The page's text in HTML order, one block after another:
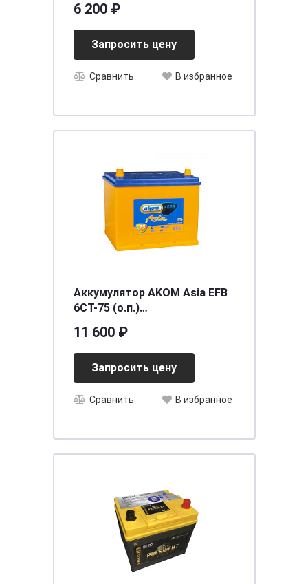
6 200 ₽
Запросить цену
Сравнить В избранное
Аккумулятор AKOM Asia EFB
6CT-75 (о.п.)
11 600 ₽
Запросить цену
Сравнить В избранное